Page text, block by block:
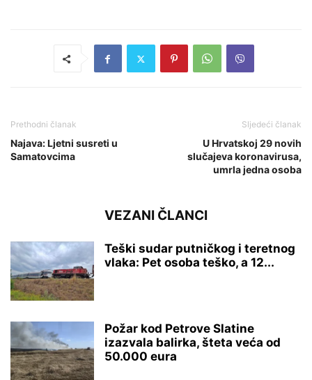
Prethodni članak
Najava: Ljetni susreti u
Samatovcima
Sljedeći članak
U Hrvatskoj 29 novih
slučajeva koronavirusa,
umrla jedna osoba
VEZANI ČLANCI
Teški sudar putničkog i teretnog
vlaka: Pet osoba teško, a 12...
Požar kod Petrove Slatine
izazvala balirka, šteta veća od
50.000 eura